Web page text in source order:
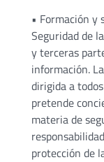
• Formación y
Seguridad de
y terceras
información.
dirigida a
pretende
materia de
protección de